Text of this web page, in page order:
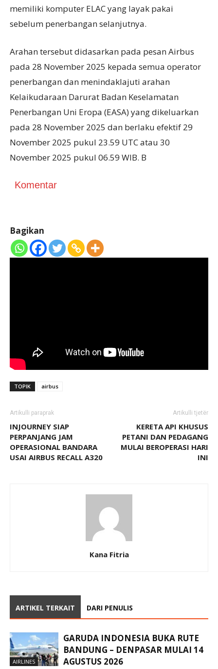
memiliki komputer ELAC yang layak pakai
sebelum penerbangan selanjutnya.
Arahan tersebut didasarkan pada pesan Airbus
pada 28 November 2025 kepada semua operator
penerbangan dan menindaklajuti arahan
Kelaikudaraan Darurat Badan Keselamatan
Penerbangan Uni Eropa (EASA) yang dikeluarkan
pada 28 November 2025 dan berlaku efektif 29
November 2025 pukul 23.59 UTC atau 30
November 2025 pukul 06.59 WIB. B
Komentar
Bagikan
TOPIK airbus
Artikulli paraprak
INJOURNEY SIAP
PERPANJANG JAM
OPERASIONAL BANDARA
USAI AIRBUS RECALL A320
Artikulli tjetër
KERETA API KHUSUS
PETANI DAN PEDAGANG
MULAI BEROPERASI HARI
INI
Kana Fitria
ARTIKEL TERKAIT DARI PENULIS
AIRLINES
GARUDA INDONESIA BUKA RUTE
BANDUNG – DENPASAR MULAI 14
AGUSTUS 2026